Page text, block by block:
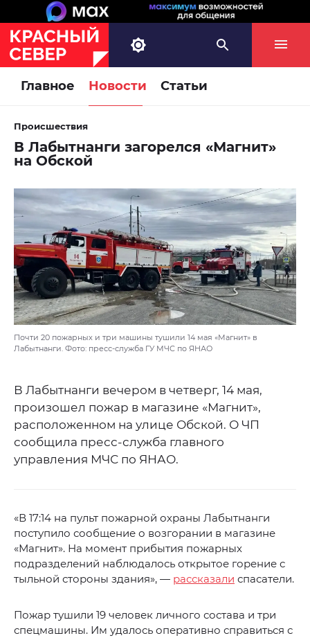
Главное Новости Статьи
Происшествия
В Лабытнанги загорелся «Магнит»
на Обской
Почти 20 пожарных и три машины тушили 14 мая «Магнит» в
Лабытнанги. Фото: пресс-служба ГУ МЧС по ЯНАО
В Лабытнанги вечером в четверг, 14 мая,
произошел пожар в магазине «Магнит»,
расположенном на улице Обской. О ЧП
сообщила пресс-служба главного
управления МЧС по ЯНАО.
«В 17:14 на пульт пожарной охраны Лабытнанги
поступило сообщение о возгорании в магазине
«Магнит». На момент прибытия пожарных
подразделений наблюдалось открытое горение с
тыльной стороны здания», — рассказали спасатели.
Пожар тушили 19 человек личного состава и три
спецмашины. Им удалось оперативно справиться с